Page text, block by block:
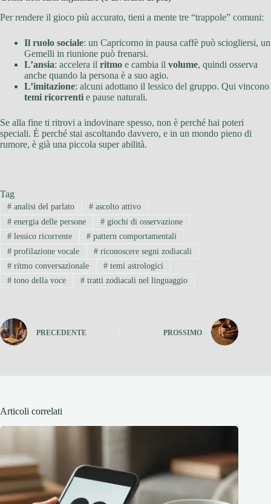
Per rendere il gioco più accurato, tieni a mente tre “trappole” comuni:
Il ruolo sociale: un Capricorno in pausa caffè può sciogliersi, un
Gemelli in riunione può frenarsi.
L’ansia: accelera il ritmo e cambia il volume, quindi osserva
anche quando la persona è a suo agio.
L’imitazione: alcuni adottano il lessico del gruppo. Qui vincono
temi ricorrenti e pause naturali.
Se alla fine ti ritrovi a indovinare spesso, non è perché hai poteri
speciali. È perché stai ascoltando davvero, e in un mondo pieno di
rumore, è già una piccola super abilità.
Tag
#analisi del parlato #ascolto attivo
#energia delle persone #giochi di osservazione
#lessico ricorrente #pattern comportamentali
#profilazione vocale #riconoscere segni zodiacali
#ritmo conversazionale #temi astrologici
#tono della voce #tratti zodiacali nel linguaggio
PRECEDENTE PROSSIMO
Articoli correlati